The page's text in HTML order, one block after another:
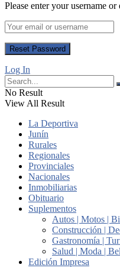
Please enter your username
Log In
No Result
View All Result
La Deportiva
Junín
Rurales
Regionales
Provinciales
Nacionales
Inmobiliarias
Obituario
Suplementos
Autos | Motos |
Construcción |
Gastronomía |
Salud | Moda |
Edición Impresa